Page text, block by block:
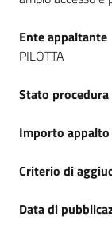
Ente appaltante
PILOTTA
Stato procedura
Importo appalto
Criterio di
Data di